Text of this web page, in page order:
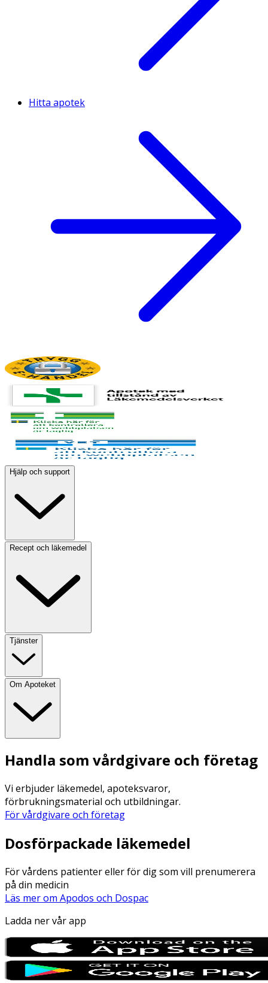
Hitta apotek
Hjälp och support
Recept och läkemedel
Tjänster
Om Apoteket
Handla som vårdgivare och företag
Vi erbjuder läkemedel, apoteksvaror,
förbrukningsmaterial och utbildningar.
För vårdgivare och företag
Dosförpackade läkemedel
För vårdens patienter eller för dig som vill prenumerera
på din medicin
Läs mer om Apodos och Dospac
Ladda ner vår app